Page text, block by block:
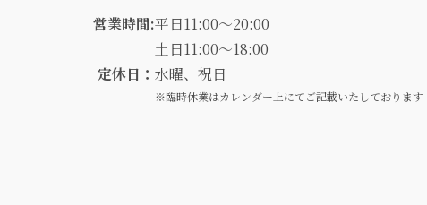
営業時間:平日11:00～20:00
土日11:00～18:00
定休日： 水曜、祝日
※臨時休業はカレンダー上にてご記載いたしております